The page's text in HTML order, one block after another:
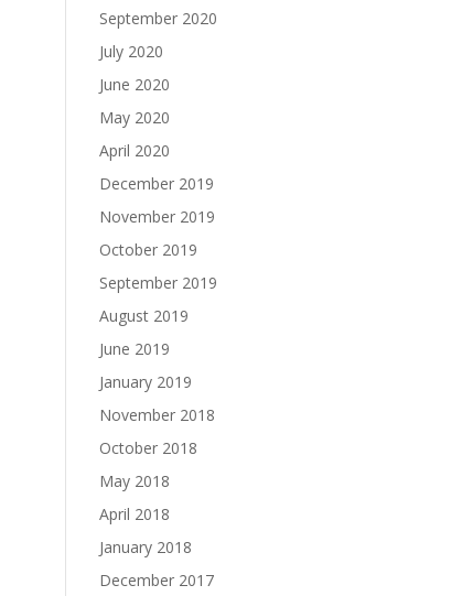
September 2020
July 2020
June 2020
May 2020
April 2020
December 2019
November 2019
October 2019
September 2019
August 2019
June 2019
January 2019
November 2018
October 2018
May 2018
April 2018
January 2018
December 2017